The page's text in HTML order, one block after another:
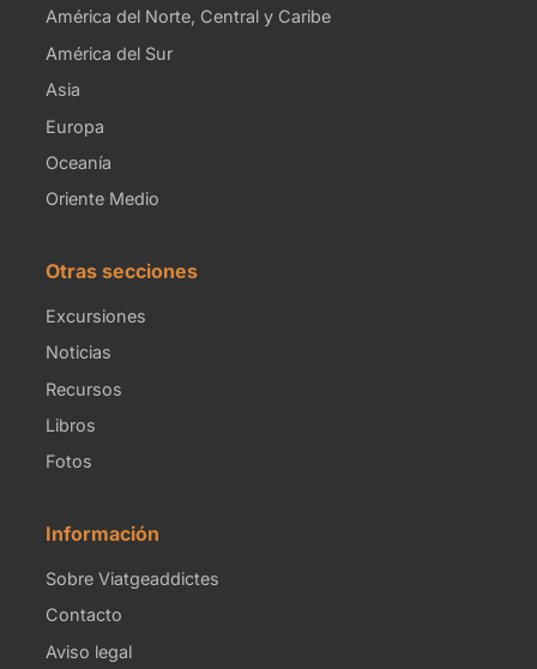
América del Norte, Central y Caribe
América del Sur
Asia
Europa
Oceanía
Oriente Medio
Otras secciones
Excursiones
Noticias
Recursos
Libros
Fotos
Información
Sobre Viatgeaddictes
Contacto
Aviso legal